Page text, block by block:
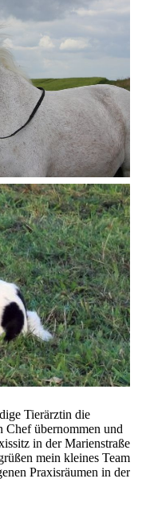
Tierärztin die
Chef übernommen und
in der Marienstraße
mein kleines Team
Praxisräumen in der